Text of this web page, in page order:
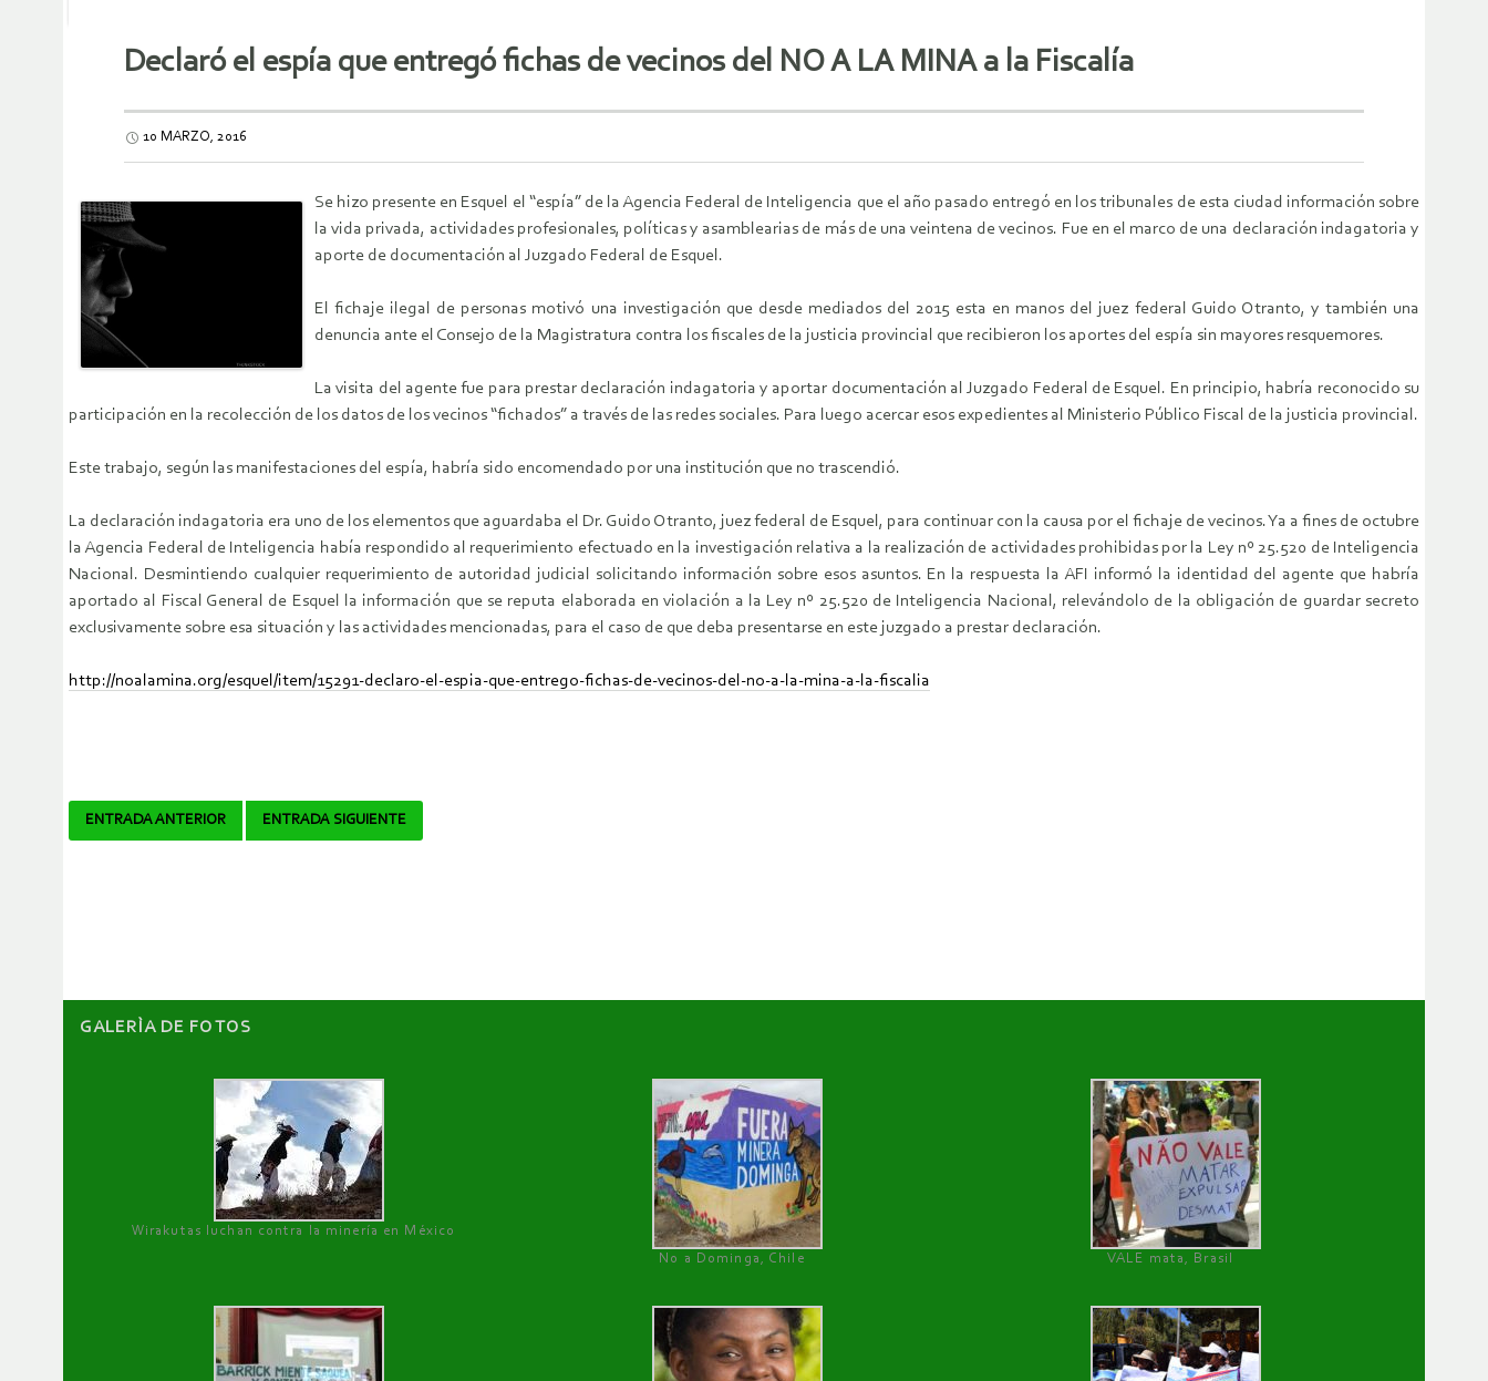
Declaró el espía que entregó fichas de vecinos del NO A LA MINA a la Fiscalía
10 MARZO, 2016
Se hizo presente en Esquel el “espía” de la Agencia Federal de Inteligencia que el año pasado entregó en los tribunales de esta ciudad información sobre
la vida privada, actividades profesionales, políticas y asamblearias de más de una veintena de vecinos. Fue en el marco de una declaración indagatoria y
aporte de documentación al Juzgado Federal de Esquel.
El fichaje ilegal de personas motivó una investigación que desde mediados del 2015 esta en manos del juez federal Guido Otranto, y también una
denuncia ante el Consejo de la Magistratura contra los fiscales de la justicia provincial que recibieron los aportes del espía sin mayores resquemores.
La visita del agente fue para prestar declaración indagatoria y aportar documentación al Juzgado Federal de Esquel. En principio, habría reconocido su
participación en la recolección de los datos de los vecinos “fichados” a través de las redes sociales. Para luego acercar esos expedientes al Ministerio Público Fiscal de la justicia provincial.
Este trabajo, según las manifestaciones del espía, habría sido encomendado por una institución que no trascendió.
La declaración indagatoria era uno de los elementos que aguardaba el Dr. Guido Otranto, juez federal de Esquel, para continuar con la causa por el fichaje de vecinos. Ya a fines de octubre
la Agencia Federal de Inteligencia había respondido al requerimiento efectuado en la investigación relativa a la realización de actividades prohibidas por la Ley nº 25.520 de Inteligencia
Nacional. Desmintiendo cualquier requerimiento de autoridad judicial solicitando información sobre esos asuntos. En la respuesta la AFI informó la identidad del agente que habría
aportado al Fiscal General de Esquel la información que se reputa elaborada en violación a la Ley nº 25.520 de Inteligencia Nacional, relevándolo de la obligación de guardar secreto
exclusivamente sobre esa situación y las actividades mencionadas, para el caso de que deba presentarse en este juzgado a prestar declaración.
http://noalamina.org/esquel/item/15291-declaro-el-espia-que-entrego-fichas-de-vecinos-del-no-a-la-mina-a-la-fiscalia
Navegador
ENTRADA ANTERIOR ENTRADA SIGUIENTE
GALERÌA DE FOTOS
Wirakutas luchan contra la minería en México
No a Dominga, Chile
VALE mata, Brasil